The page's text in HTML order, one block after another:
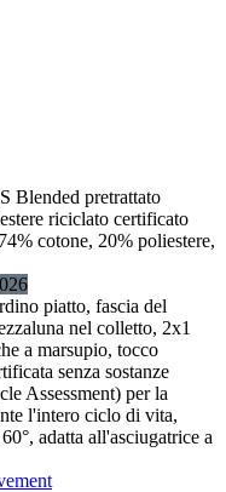
Blended pretrattato
riciclato certificato
cotone, 20% poliestere,
piatto, fascia del
nel colletto, 2x1
a marsupio, tocco
senza sostanze
Assessment) per la
l'intero ciclo di vita,
adatta all'asciugatrice a